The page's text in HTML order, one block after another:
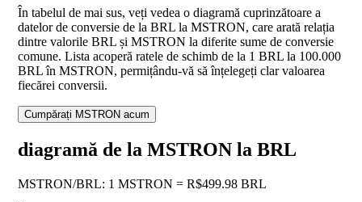
În tabelul de mai sus, veți vedea o diagramă cuprinzătoare a
datelor de conversie de la BRL la MSTRON, care arată relația
dintre valorile BRL și MSTRON la diferite sume de conversie
comune. Lista acoperă ratele de schimb de la 1 BRL la 100.000
BRL în MSTRON, permițându-vă să înțelegeți clar valoarea
fiecărei conversii.
Cumpărați MSTRON acum
diagramă de la MSTRON la BRL
MSTRON/BRL: 1 MSTRON = R$499.98 BRL